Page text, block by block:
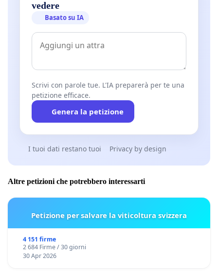
possiamo fare la differenza, promuovendo una
nostri amici a quattro zampe.
proposta!
vedere
Basato su IA
Scrivi con parole tue. L'IA preparerà per te una
petizione efficace.
Genera la petizione
I tuoi dati restano tuoi Privacy by design
Altre petizioni che potrebbero interessarti
Petizione per salvare la viticoltura svizzera
4 151 firme
2 684 Firme / 30 giorni
30 Apr 2026